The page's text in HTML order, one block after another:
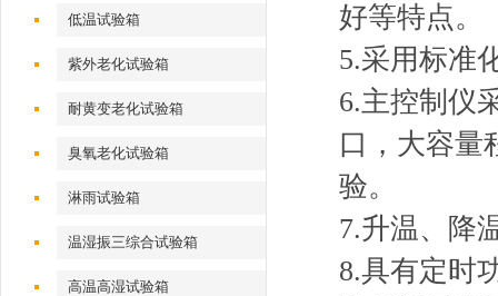
低温试验箱
紫外老化试验箱
耐黄变老化试验箱
臭氧老化试验箱
淋雨试验箱
温湿振三综合试验箱
高温高湿试验箱
好等特点。
5.采用标准
6.主控制仪
口，大容量
验。
7.升温、降
8.具有定时